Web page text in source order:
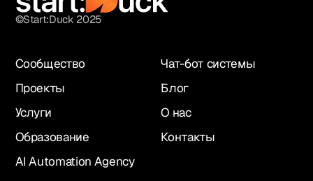
©Start:Duck 2025
Сообщество
Проекты
Услуги
Образование
AI Automation Agency
Чат-бот системы
Блог
О нас
Контакты